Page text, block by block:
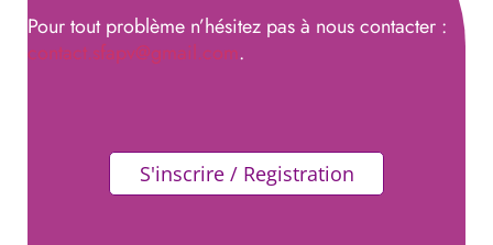
Pour tout problème n’hésitez pas à nous contacter :
contact.sfapv@gmail.com.
S'inscrire / Registration